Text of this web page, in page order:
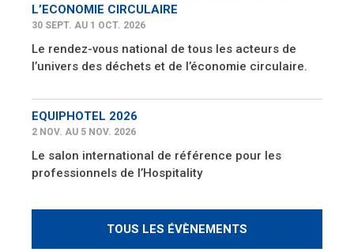
L’ECONOMIE CIRCULAIRE
30 SEPT. AU 1 OCT. 2026
Le rendez-vous national de tous les acteurs de
l’univers des déchets et de l’économie circulaire.
EQUIPHOTEL 2026
2 NOV. AU 5 NOV. 2026
Le salon international de référence pour les
professionnels de l’Hospitality
TOUS LES ÉVÈNEMENTS